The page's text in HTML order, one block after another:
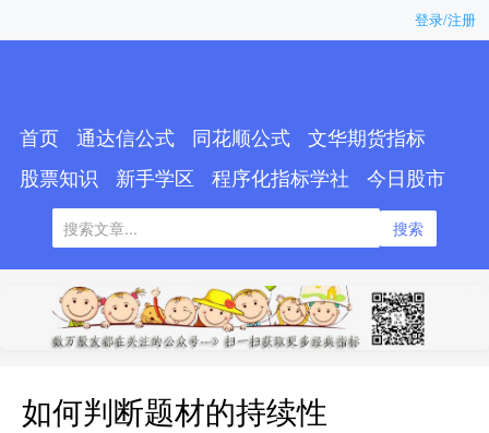
登录/注册
首页 通达信公式 同花顺公式
文华期货指标
股票知识
新手学区 程序化指标学社 今日股市
搜索
如何判断题材的持续性